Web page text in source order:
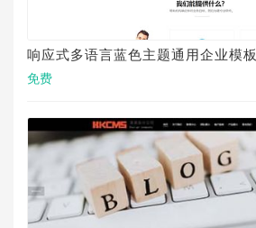
响应式多语言蓝色主题通用企业模板
免费